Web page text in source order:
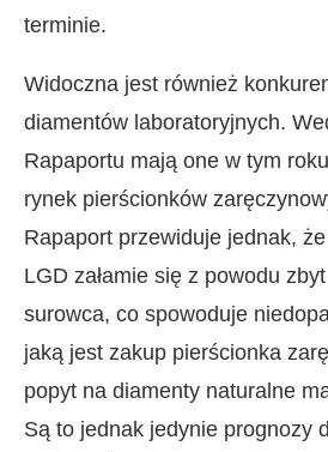
terminie.
Widoczna jest również
diamentów laboratoryjnych.
Rapaportu mają one w tym
rynek pierścionków
Rapaport przewiduje jednak,
LGD załamie się z powodu
surowca, co spowoduje
jaką jest zakup pierścionka
popyt na diamenty naturalne
Są to jednak jedynie prognozy